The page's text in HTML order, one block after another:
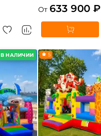
От 633 900 ₽
В НАЛИЧИИ 5